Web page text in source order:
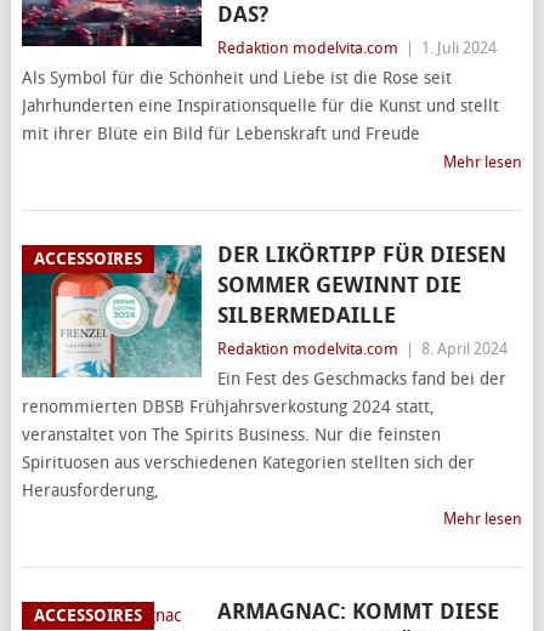
DAS?
Redaktion modelvita.com 1. Juli 2024
Als Symbol für die Schönheit und Liebe ist die Rose seit
Jahrhunderten eine Inspirationsquelle für die Kunst und stellt
mit ihrer Blüte ein Bild für Lebenskraft und Freude
Mehr lesen
ACCESSOIRES
DER LIKÖRTIPP FÜR DIESEN
SOMMER GEWINNT DIE
SILBERMEDAILLE
Redaktion modelvita.com 8. April 2024
Ein Fest des Geschmacks fand bei der
renommierten DBSB Frühjahrsverkostung 2024 statt,
veranstaltet von The Spirits Business. Nur die feinsten
Spirituosen aus verschiedenen Kategorien stellten sich der
Herausforderung,
Mehr lesen
ACCESSOIRES
ARMAGNAC: KOMMT DIESE